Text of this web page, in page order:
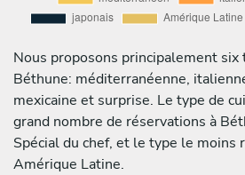
Nous proposons principalement six
Béthune: méditerranéenne,
mexicaine et surprise. Le type de
grand nombre de réservations à
Spécial du chef, et le type le moins
Amérique Latine.